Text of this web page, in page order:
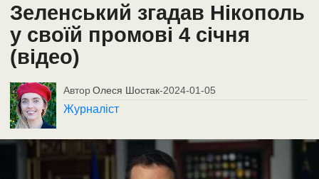
Зеленський згадав Нікополь
у своїй промові 4 січня
(відео)
Автор Олеся Шостак-2024-01-05
Журналіст